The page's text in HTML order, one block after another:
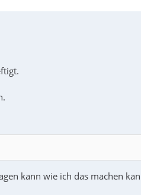
kann wie ich das machen